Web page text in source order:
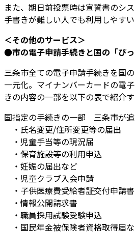
また、期日前投票時は宣誓書のシ
手書きが難しい人でも利用しやす
＜その他のサービス＞
●市の電子申請手続きと国の「ぴ
三条市全ての電子申請手続きを国
一元化。マイナンバーカードの電
きの内容の一部を以下の表で紹介す
国指定の手続きの一部 三条市が
・氏名変更/住所変更等の届出
・児童手当等の現況届
・保育施設等の利用申込
・妊娠の届出など
・児童クラブ入会申請
・子供医療費受給者証交付申請書
・情報公開請求書
・職員採用試験受験申込
・国民年金被保険者資格取得届